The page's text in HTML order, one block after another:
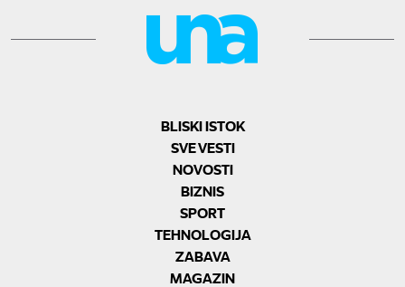
BLISKI ISTOK
SVE VESTI
NOVOSTI
BIZNIS
SPORT
TEHNOLOGIJA
ZABAVA
MAGAZIN